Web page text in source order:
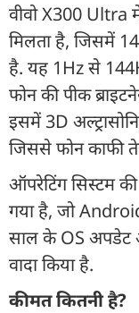
वीवो X300 Ultra
मिलता है, जिसमें
है. यह 1Hz से
फोन की पीक
इसमें 3D
जिससे फोन काफी
ऑपरेटिंग सिस्टम
गया है, जो
साल के OS अपडेट
वादा किया है.
कीमत कितनी है?